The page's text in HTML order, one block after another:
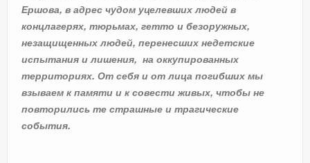
Ершова, в адрес чудом уцелевших людей в
концлагерях, тюрьмах, гетто и безоружных,
незащищенных людей, перенесших недетские
испытания и лишения, на оккупированных
территориях. От себя и от лица погибших мы
взываем к памяти и к совести живых, чтобы не
повторились те страшные и трагические
события.